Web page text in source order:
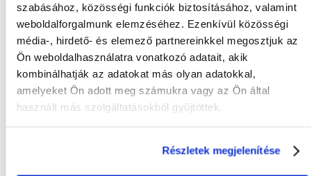
szabásához, közösségi funkciók biztosításához, valamint
weboldalforgalmunk elemzéséhez. Ezenkívül közösségi
média-, hirdető- és elemező partnereinkkel megosztjuk az
Ön weboldalhasználatra vonatkozó adatait, akik
kombinálhatják az adatokat más olyan adatokkal,
amelyeket Ön adott meg számukra vagy az Ön által
használt más szolgáltatásokból gyűjtöttek.
Részletek megjelenítése
KÉRDEZZ TŐLÜNK!
Gyakori Kérdések (GYIK)